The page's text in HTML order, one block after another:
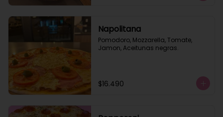
Napolitana
Pomodoro, Mozzarella, Tomate,
Jamon, Aceitunas negras.
$16.490